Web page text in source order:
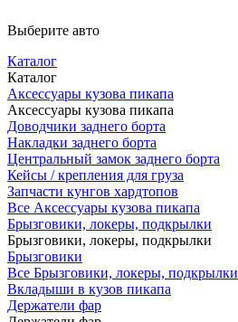
Выберите авто
Каталог
Каталог
Аксессуары кузова пикапа
Аксессуары кузова пикапа
Доводчики заднего борта
Накладки заднего борта
Центральный замок заднего борта
Кейсы / крепления для груза
Запчасти кунгов хардтопов
Все Аксессуары кузова пикапа
Брызговики, локеры, подкрылки
Брызговики, локеры, подкрылки
Брызговики
Все Брызговики, локеры, подкрылки
Вкладыши в кузов пикапа
Держатели фар